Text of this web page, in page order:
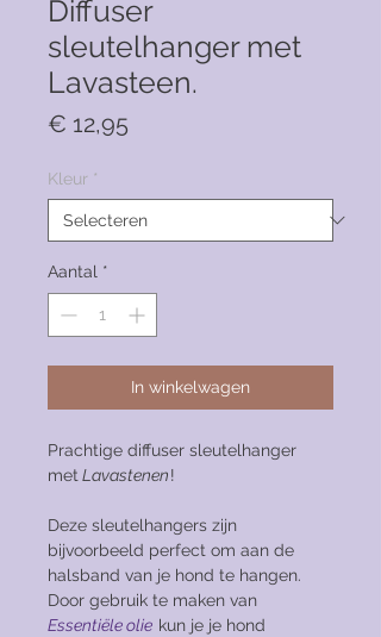
Diffuser
sleutelhanger met
Lavasteen.
€ 12,95
Kleur *
Aantal *
In winkelwagen
Prachtige diffuser sleutelhanger
met Lavastenen!
Deze sleutelhangers zijn
bijvoorbeeld perfect om aan de
halsband van je hond te hangen.
Door gebruik te maken van
Essentiële olie kun je je hond